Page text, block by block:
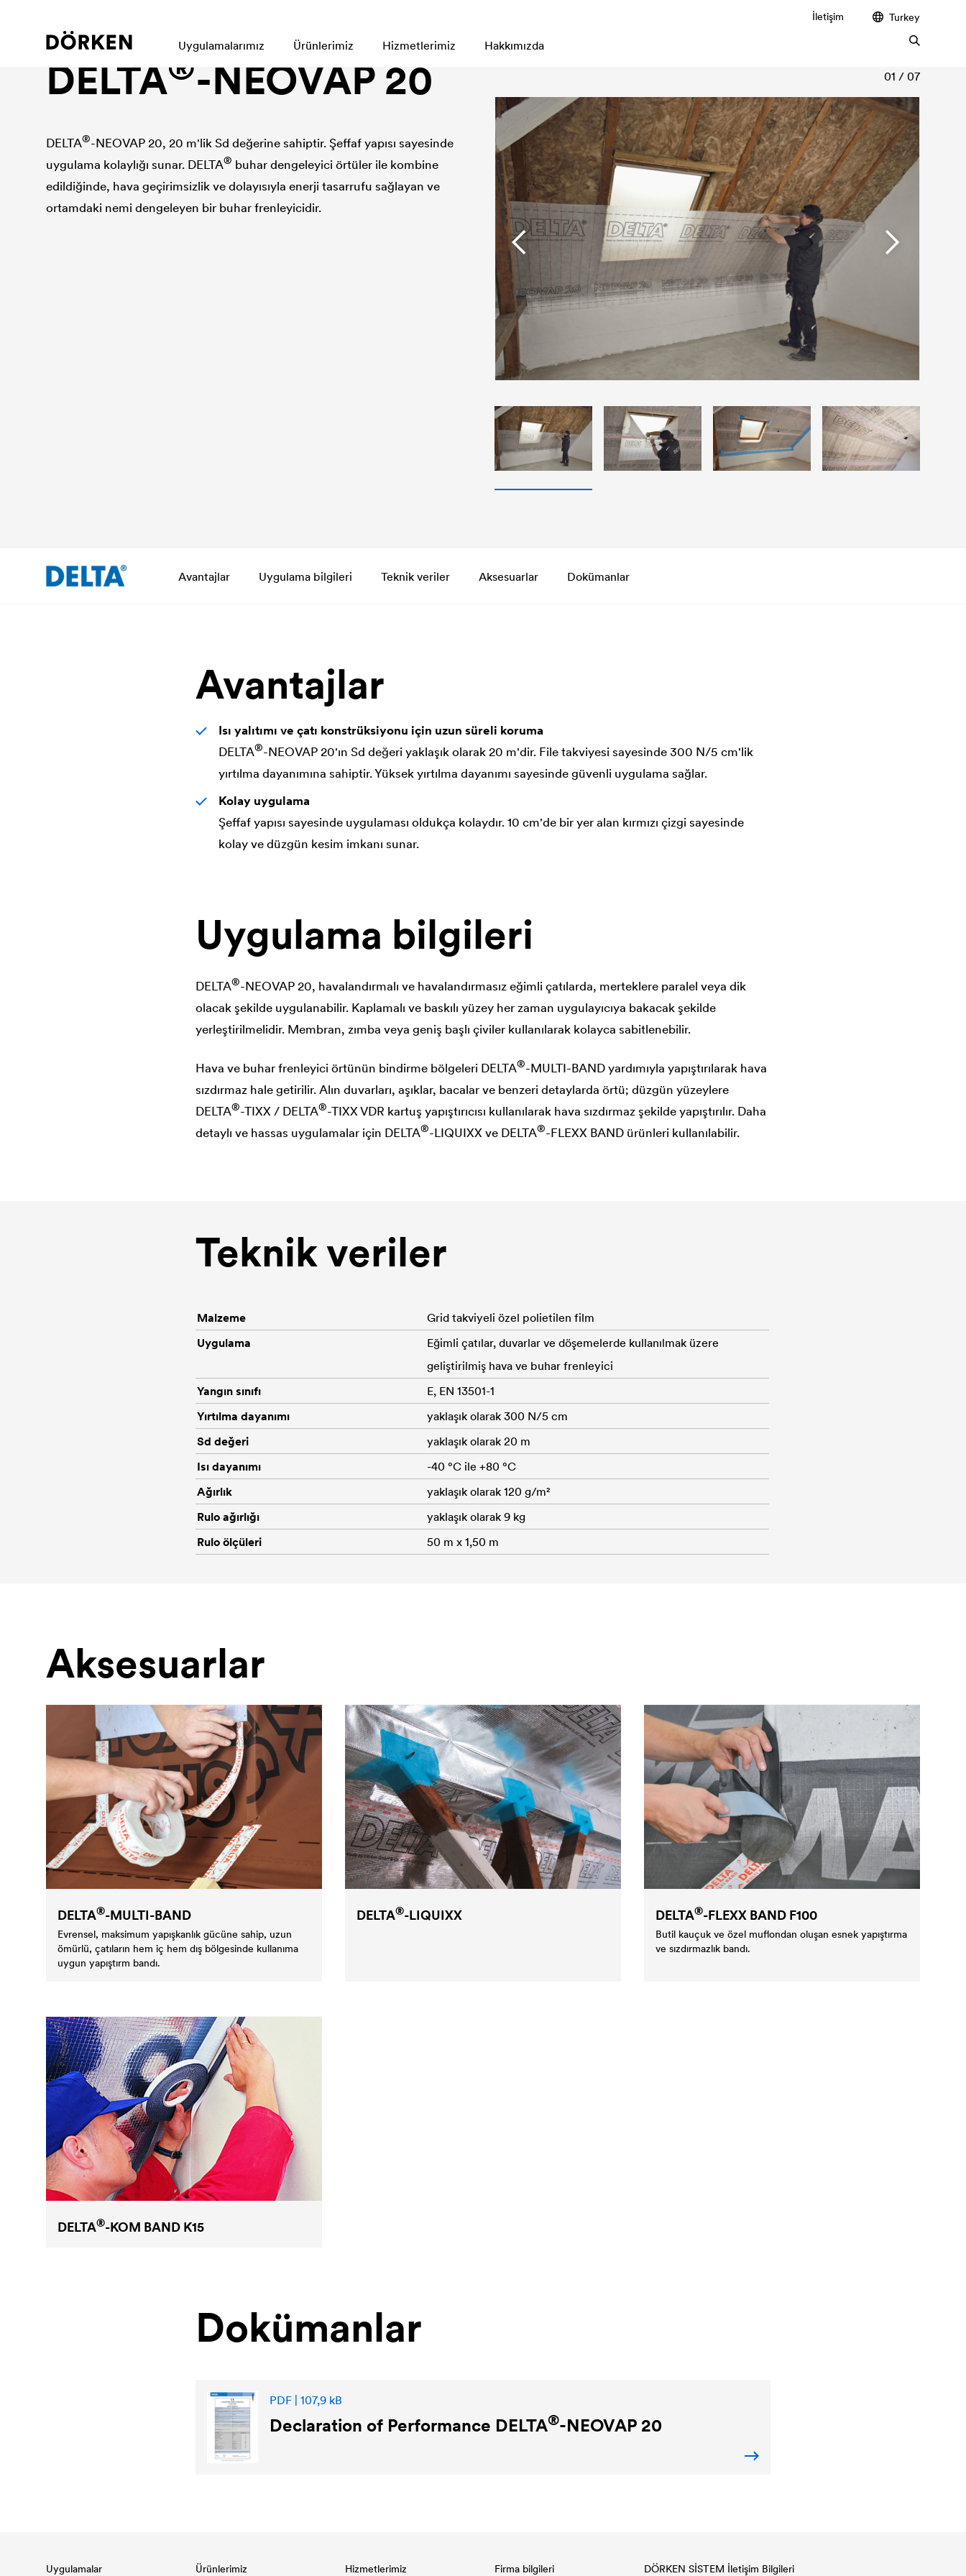
İletişim Turkey
Uygulamalarımız Ürünlerimiz Hizmetlerimiz Hakkımızda
Hava ve buhar bariyeri
DELTA®-NEOVAP 20
DELTA®-NEOVAP 20, 20 m'lik Sd değerine sahiptir. Şeffaf yapısı sayesinde
uygulama kolaylığı sunar. DELTA® buhar dengeleyici örtüler ile kombine
edildiğinde, hava geçirimsizlik ve dolayısıyla enerji tasarrufu sağlayan ve
ortamdaki nemi dengeleyen bir buhar frenleyicidir.
01 / 07
Avantajlar Uygulama bilgileri Teknik veriler Aksesuarlar Dokümanlar
Avantajlar
Isı yalıtımı ve çatı konstrüksiyonu için uzun süreli koruma
DELTA®-NEOVAP 20'ın Sd değeri yaklaşık olarak 20 m'dir. File takviyesi sayesinde 300 N/5 cm'lik
yırtılma dayanımına sahiptir. Yüksek yırtılma dayanımı sayesinde güvenli uygulama sağlar.
Kolay uygulama
Şeffaf yapısı sayesinde uygulaması oldukça kolaydır. 10 cm'de bir yer alan kırmızı çizgi sayesinde
kolay ve düzgün kesim imkanı sunar.
Uygulama bilgileri
DELTA®-NEOVAP 20, havalandırmalı ve havalandırmasız eğimli çatılarda, merteklere paralel veya dik
olacak şekilde uygulanabilir. Kaplamalı ve baskılı yüzey her zaman uygulayıcıya bakacak şekilde
yerleştirilmelidir. Membran, zımba veya geniş başlı çiviler kullanılarak kolayca sabitlenebilir.
Hava ve buhar frenleyici örtünün bindirme bölgeleri DELTA®-MULTI-BAND yardımıyla yapıştırılarak hava
sızdırmaz hale getirilir. Alın duvarları, aşıklar, bacalar ve benzeri detaylarda örtü; düzgün yüzeylere
DELTA®-TIXX / DELTA®-TIXX VDR kartuş yapıştırıcısı kullanılarak hava sızdırmaz şekilde yapıştırılır. Daha
detaylı ve hassas uygulamalar için DELTA®-LIQUIXX ve DELTA®-FLEXX BAND ürünleri kullanılabilir.
Teknik veriler
Malzeme
Grid takviyeli özel polietilen film
Uygulama
Eğimli çatılar, duvarlar ve döşemelerde kullanılmak üzere
geliştirilmiş hava ve buhar frenleyici
Yangın sınıfı
E, EN 13501-1
Yırtılma dayanımı
yaklaşık olarak 300 N/5 cm
Sd değeri
yaklaşık olarak 20 m
Isı dayanımı
-40 °C ile +80 °C
Ağırlık
yaklaşık olarak 120 g/m²
Rulo ağırlığı
yaklaşık olarak 9 kg
Rulo ölçüleri
50 m x 1,50 m
Aksesuarlar
DELTA®-MULTI-BAND
Evrensel, maksimum yapışkanlık gücüne sahip, uzun
ömürlü, çatıların hem iç hem dış bölgesinde kullanıma
uygun yapıştırm bandı.
DELTA®-LIQUIXX DELTA®-FLEXX BAND F100
Butil kauçuk ve özel muflondan oluşan esnek yapıştırma
ve sızdırmazlık bandı.
DELTA®-KOM BAND K15
Dokümanlar
PDF | 107,9 kB
Declaration of Performance DELTA®-NEOVAP 20
Uygulamalar Ürünlerimiz Hizmetlerimiz Firma bilgileri DÖRKEN SİSTEM İletişim Bilgileri